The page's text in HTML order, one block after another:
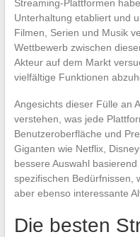
Streaming-Plattformen
Unterhaltung etabliert und
Filmen, Serien und Musik
Wettbewerb zwischen
Akteur auf dem Markt
vielfältige Funktionen
Angesichts dieser Fülle an
verstehen, was jede
Benutzeroberfläche und
Giganten wie Netflix,
bessere Auswahl
spezifischen Bedürfnissen,
aber ebenso interessante
Die besten